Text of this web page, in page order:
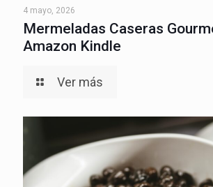
4 mayo, 2026
Mermeladas Caseras
Amazon Kindle
Ver más